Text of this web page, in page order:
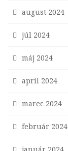
august 2024
júl 2024
máj 2024
apríl 2024
marec 2024
február 2024
január 2024